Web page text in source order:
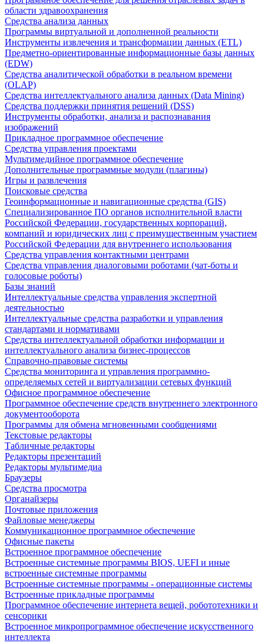
области здравоохранения
Средства анализа данных
Программы виртуальной и дополненной реальности
Инструменты извлечения и трансформации данных (ETL)
Предметно-ориентированные информационные базы данных
(EDW)
Средства аналитической обработки в реальном времени
(OLAP)
Средства интеллектуального анализа данных (Data Mining)
Средства поддержки принятия решений (DSS)
Инструменты обработки, анализа и распознавания
изображений
Прикладное программное обеспечение
Средства управления проектами
Мультимедийное программное обеспечение
Дополнительные программные модули (плагины)
Игры и развлечения
Поисковые средства
Геоинформационные и навигационные средства (GIS)
Специализированное ПО органов исполнительной власти
Российской Федерации, государственных корпораций,
компаний и юридических лиц с преимущественным участием
Российской Федерации для внутреннего использования
Средства управления контактными центрами
Средства управления диалоговыми роботами (чат-боты и
голосовые роботы)
Базы знаний
Интеллектуальные средства управления экспертной
деятельностью
Интеллектуальные средства разработки и управления
стандартами и нормативами
Средства интеллектуальной обработки информации и
интеллектуального анализа бизнес-процессов
Справочно-правовые системы
Средства мониторинга и управления программно-
определяемых сетей и виртуализации сетевых функций
Офисное программное обеспечение
Программное обеспечение средств внутреннего электронного
документооборота
Программы для обмена мгновенными сообщениями
Текстовые редакторы
Табличные редакторы
Редакторы презентаций
Редакторы мультимедиа
Браузеры
Средства просмотра
Органайзеры
Почтовые приложения
Файловые менеджеры
Коммуникационное программное обеспечение
Офисные пакеты
Встроенное программное обеспечение
Встроенные системные программы BIOS, UEFI и иные
встроенные системные программы
Встроенные системные программы - операционные системы
Встроенные прикладные программы
Программное обеспечение интернета вещей, робототехники и
сенсорики
Встроенное микропрограммное обеспечение искусственного
интеллекта